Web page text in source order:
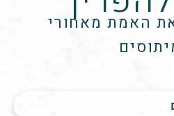
האמת מאחורי